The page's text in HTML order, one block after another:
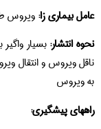
عامل بیماری زا:ویروس
نحوه انتشار:بسیار
ناقل ویروس و انتقال
به ویروس
راههای پیشگیری: